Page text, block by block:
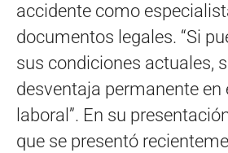
accidente como
documentos legales. “Si
sus condiciones actuales,
desventaja permanente en
laboral”. En su
que se presentó